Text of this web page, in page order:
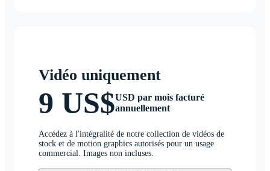
Vidéo uniquement
9 US$USD par mois facturé
annuellement
Accédez à l'intégralité de notre collection de vidéos de
stock et de motion graphics autorisés pour un usage
commercial. Images non incluses.